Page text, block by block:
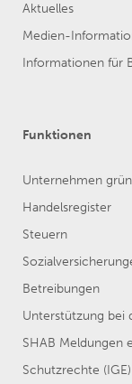
Aktuelles
Medien-
Informationen für
Funktionen
Unternehmen
Handelsregister
Steuern
Betreibungen
Unterstützung bei
SHAB Meldungen
Schutzrechte (IGE)